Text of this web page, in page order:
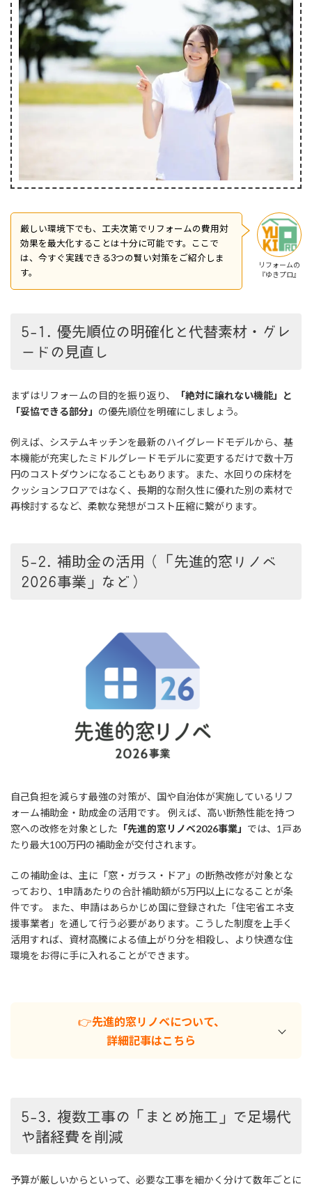
リフォームの
『ゆきプロ』
厳しい環境下でも、工夫次第でリフォームの費用対
効果を最大化することは十分に可能です。ここで
は、今すぐ実践できる3つの賢い対策をご紹介しま
す。
5-1. 優先順位の明確化と代替素材・グレ
ードの見直し
まずはリフォームの目的を振り返り、
「絶対に譲れない機能」と
「妥協できる部分」 の優先順位を明確にしましょう。
例えば、システムキッチンを最新のハイグレードモデルから、基
本機能が充実したミドルグレードモデルに変更するだけで数十万
円のコストダウンになることもあります。また、水回りの床材を
クッションフロアではなく、長期的な耐久性に優れた別の素材で
再検討するなど、柔軟な発想がコスト圧縮に繋がります。
5-2. 補助金の活用（「先進的窓リノベ
2026事業」など）
自己負担を減らす最強の対策が、国や自治体が実施しているリフ
ォーム補助金・助成金の活用です。 例えば、高い断熱性能を持つ
窓への改修を対象とした 「先進的窓リノベ2026事業」 では、1戸あ
たり最大100万円の補助金が交付されます。
この補助金は、主に「窓・ガラス・ドア」の断熱改修が対象とな
っており、1申請あたりの合計補助額が5万円以上になることが条
件です。 また、申請はあらかじめ国に登録された「住宅省エネ支
援事業者」を通して行う必要があります。こうした制度を上手く
活用すれば、資材高騰による値上がり分を相殺し、より快適な住
環境をお得に手に入れることができます。
👉先進的窓リノベについて、
詳細記事はこちら
5-3. 複数工事の「まとめ施工」で足場代
や諸経費を削減
予算が厳しいからといって、必要な工事を細かく分けて数年ごとに